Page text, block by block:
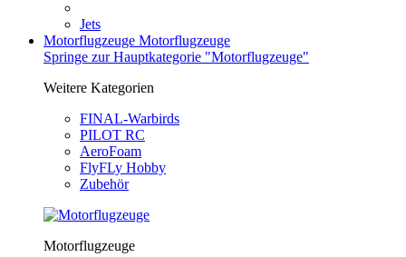
Jets
Motorflugzeuge Motorflugzeuge
Springe zur Hauptkategorie "Motorflugzeuge"
Weitere Kategorien
FINAL-Warbirds
PILOT RC
AeroFoam
FlyFLy Hobby
Zubehör
Motorflugzeuge